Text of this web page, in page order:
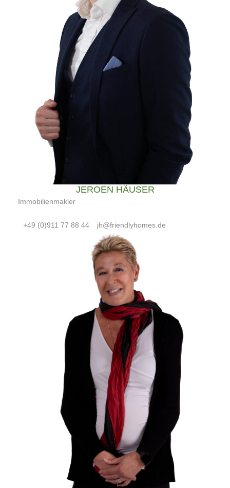
JEROEN HÄUSER
Immobilienmakler
+49 (0)911 77 88 44 jh@friendlyhomes.de